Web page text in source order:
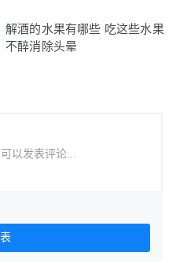
解酒的水果有哪些 吃这些水果
不醉消除头晕
以发表评论...